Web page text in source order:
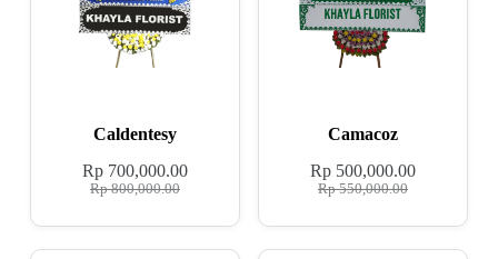
Caldentesy
Rp800,000.00
Rp700,000.00
Camacoz
Rp550,000.00
Rp 500,000.00